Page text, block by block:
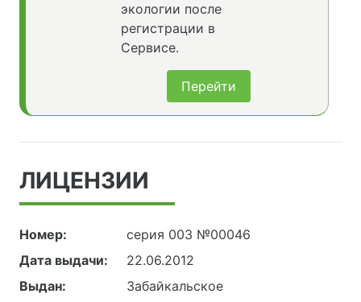
экологии после
регистрации в
Сервисе.
Перейти
ЛИЦЕНЗИИ
Номер:
серия 003 №00046
Дата выдачи:
22.06.2012
Выдан:
Забайкальское